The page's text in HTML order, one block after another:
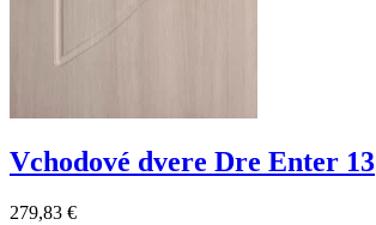
Vchodové dvere Dre Enter 13
279,83 €